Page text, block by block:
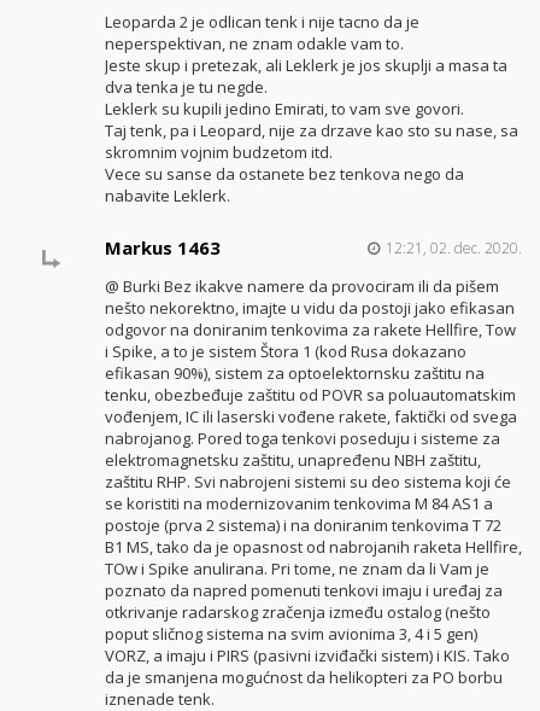
Leoparda 2 je odlican tenk i nije tacno da je
neperspektivan, ne znam odakle vam to.
Jeste skup i pretezak, ali Leklerk je jos skuplji a masa ta
dva tenka je tu negde.
Leklerk su kupili jedino Emirati, to vam sve govori.
Taj tenk, pa i Leopard, nije za drzave kao sto su nase, sa
skromnim vojnim budzetom itd.
Vece su sanse da ostanete bez tenkova nego da
nabavite Leklerk.
Markus 1463 12:21, 02. dec. 2020.
@ Burki Bez ikakve namere da provociram ili da pišem
nešto nekorektno, imajte u vidu da postoji jako efikasan
odgovor na doniranim tenkovima za rakete Hellfire, Tow
i Spike, a to je sistem Štora 1 (kod Rusa dokazano
efikasan 90%), sistem za optoelektornsku zaštitu na
tenku, obezbeđuje zaštitu od POVR sa poluautomatskim
vođenjem, IC ili laserski vođene rakete, faktički od svega
nabrojanog. Pored toga tenkovi poseduju i sisteme za
elektromagnetsku zaštitu, unapređenu NBH zaštitu,
zaštitu RHP. Svi nabrojeni sistemi su deo sistema koji će
se koristiti na modernizovanim tenkovima M 84 AS1 a
postoje (prva 2 sistema) i na doniranim tenkovima T 72
B1 MS, tako da je opasnost od nabrojanih raketa Hellfire,
TOw i Spike anulirana. Pri tome, ne znam da li Vam je
poznato da napred pomenuti tenkovi imaju i uređaj za
otkrivanje radarskog zračenja između ostalog (nešto
poput sličnog sistema na svim avionima 3, 4 i 5 gen)
VORZ, a imaju i PIRS (pasivni izviđački sistem) i KIS. Tako
da je smanjena mogućnost da helikopteri za PO borbu
iznenade tenk.